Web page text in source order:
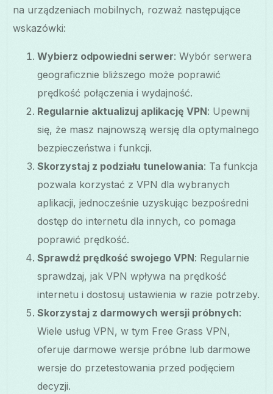
na urządzeniach mobilnych, rozważ następujące
wskazówki:
Wybierz odpowiedni serwer: Wybór serwera
geograficznie bliższego może poprawić
prędkość połączenia i wydajność.
Regularnie aktualizuj aplikację VPN: Upewnij
się, że masz najnowszą wersję dla optymalnego
bezpieczeństwa i funkcji.
Skorzystaj z podziału tunelowania: Ta funkcja
pozwala korzystać z VPN dla wybranych
aplikacji, jednocześnie uzyskując bezpośredni
dostęp do internetu dla innych, co pomaga
poprawić prędkość.
Sprawdź prędkość swojego VPN: Regularnie
sprawdzaj, jak VPN wpływa na prędkość
internetu i dostosuj ustawienia w razie potrzeby.
Skorzystaj z darmowych wersji próbnych:
Wiele usług VPN, w tym Free Grass VPN,
oferuje darmowe wersje próbne lub darmowe
wersje do przetestowania przed podjęciem
decyzji.